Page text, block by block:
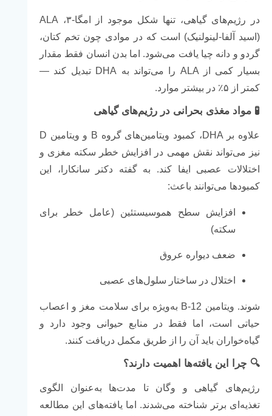
در رژیم‌های گیاهی، تنها شکل موجود از امگا-۳، ALA
(اسید آلفا-لینولنیک) است که در موادی چون تخم کتان،
گردو و دانه چیا یافت می‌شود. اما بدن انسان فقط مقدار
بسیار کمی از ALA را می‌تواند به DHA تبدیل کند —
کمتر از ۵٪ در بیشتر موارد.
🧪 مواد مغذی بحرانی در رژیم‌های گیاهی
علاوه بر DHA، کمبود ویتامین‌های گروه B و ویتامین D
نیز می‌تواند نقش مهمی در افزایش خطر سکته مغزی و
اختلالات عصبی ایفا کند. به گفته دکتر سانکارا، این
کمبودها می‌توانند باعث:
افزایش سطح هموسیستئین (عامل خطر برای
سکته)
ضعف دیواره عروق
اختلال در ساختار سلول‌های عصبی
شوند. ویتامین B-12 به‌ویژه برای سلامت مغز و اعصاب
حیاتی است، اما فقط در منابع حیوانی وجود دارد و
گیاه‌خواران باید آن را از طریق مکمل دریافت کنند.
🔍 چرا این یافته‌ها اهمیت دارند؟
رژیم‌های گیاهی و وگان تا مدت‌ها به‌عنوان الگوی
تغذیه‌ای برتر شناخته می‌شدند. اما یافته‌های این مطالعه